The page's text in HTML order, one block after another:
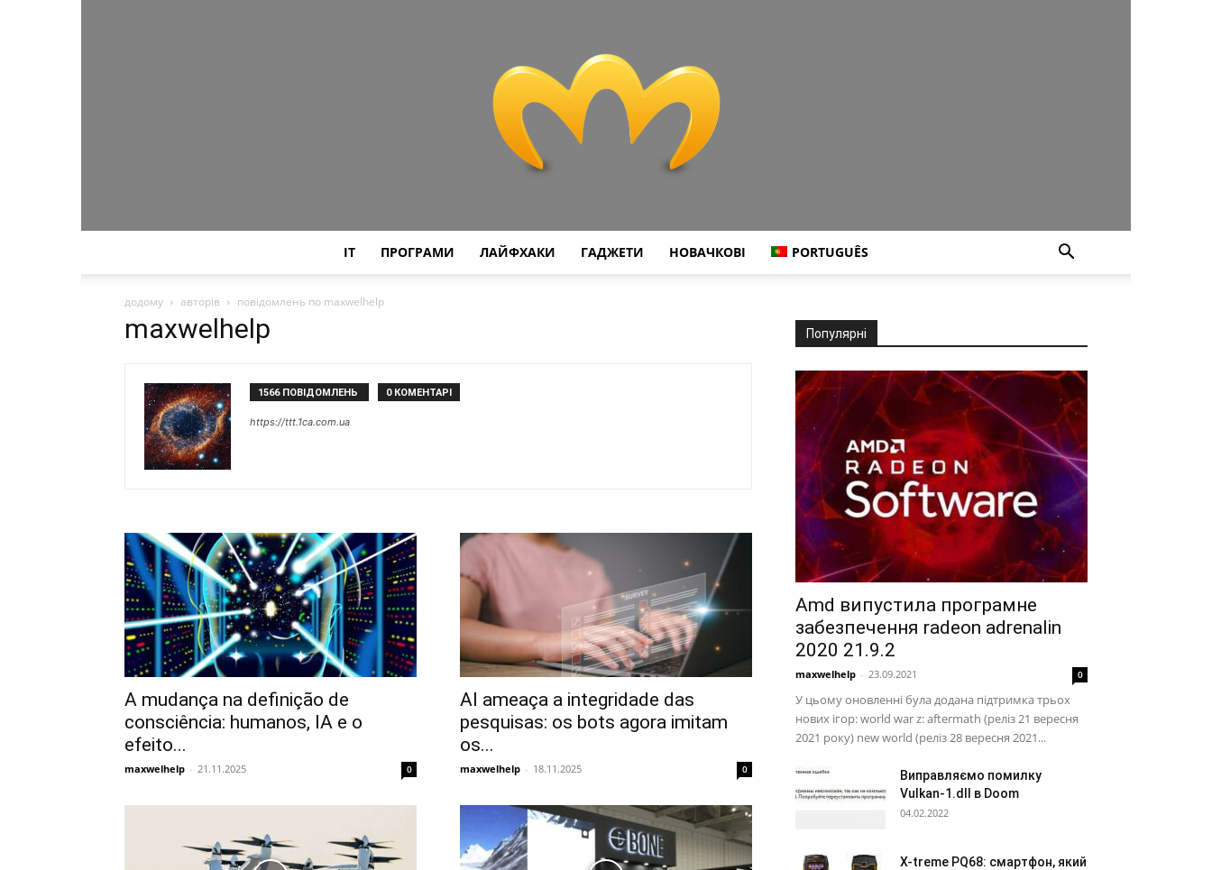
IT ПРОГРАМИ ЛАЙФХАКИ ГАДЖЕТИ НОВАЧКОВІ PORTUGUÊS
додому авторів повідомлень по maxwelhelp
maxwelhelp
1566 ПОВІДОМЛЕНЬ 0 КОМЕНТАРІ
https://ttt.1ca.com.ua
A mudança na definição de
consciência: humanos, IA e o
efeito...
maxwelhelp - 21.11.2025 0
AI ameaça a integridade das
pesquisas: os bots agora imitam
os...
maxwelhelp - 18.11.2025 0
Популярні
Amd випустила програмне
забезпечення radeon adrenalin
2020 21.9.2
maxwelhelp - 23.09.2021 0
У цьому оновленні була додана підтримка трьох
нових ігор: world war z: aftermath (реліз 21 вересня
2021 року) new world (реліз 28 вересня 2021...
Виправляємо помилку
Vulkan-1.dll в Doom
04.02.2022
X-treme PQ68: смартфон, який